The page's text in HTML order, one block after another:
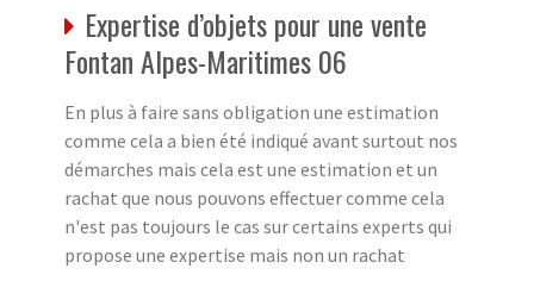
Expertise d’objets pour une vente
Fontan Alpes-Maritimes 06
En plus à faire sans obligation une estimation
comme cela a bien été indiqué avant surtout nos
démarches mais cela est une estimation et un
rachat que nous pouvons effectuer comme cela
n'est pas toujours le cas sur certains experts qui
propose une expertise mais non un rachat